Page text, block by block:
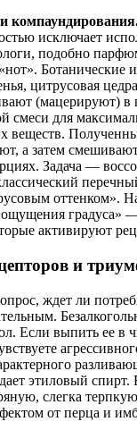
исключает
подобно
цитрусовая
(мацерируют) в
смеси для
веществ.
а затем
Задача —
оттенком».
градуса»
активируют
и
ждет ли
Если выпить ее в
этиловый спирт.
слегка
от перца и